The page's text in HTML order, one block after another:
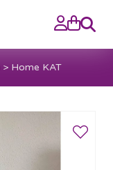
Zoeken
> Home KAT